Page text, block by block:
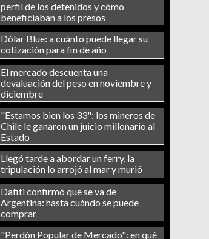
perfil de los detenidos y cómo
beneficiaban a los presos
Dólar Blue: a cuánto puede llegar su
cotización para fin de año
El mercado descuenta una
devaluación del peso en noviembre y
diciembre
"Estamos bien los 33": los mineros de
Chile le ganaron un juicio millonario al
Estado
Llegó tarde a abordar un ferry, la
tripulación lo arrojó al mar y murió
Dafiti confirmó que se va de
Argentina: hasta cuándo se puede
comprar
"Perdón Popular de Mercado": en qué